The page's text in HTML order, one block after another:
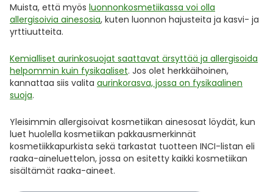
Muista, että myös luonnonkosmetiikassa voi olla
allergisoivia ainesosia, kuten luonnon hajusteita ja kasvi- ja
yrttiuutteita.
Kemialliset aurinkosuojat saattavat ärsyttää ja allergisoida
helpommin kuin fysikaaliset. Jos olet herkkäihoinen,
kannattaa siis valita aurinkorasva, jossa on fysikaalinen
suoja.
Yleisimmin allergisoivat kosmetiikan ainesosat löydät, kun
luet huolella kosmetiikan pakkausmerkinnät
kosmetiikkapurkista sekä tarkastat tuotteen INCI-listan eli
raaka-aineluettelon, jossa on esitetty kaikki kosmetiikan
sisältämät raaka-aineet.